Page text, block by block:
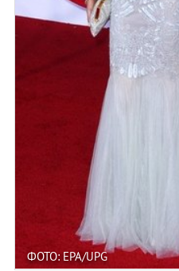
ФОТО: EPA/UPG